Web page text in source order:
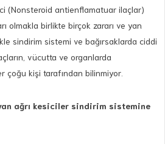
(Nonsteroid antienflamatuar ilaçlar)
olmakla birlikte birçok zararı ve yan
sindirim sistemi ve bağırsaklarda ciddi
vücutta ve organlarda
çoğu kişi tarafından bilinmiyor.
ağrı kesiciler sindirim sistemine